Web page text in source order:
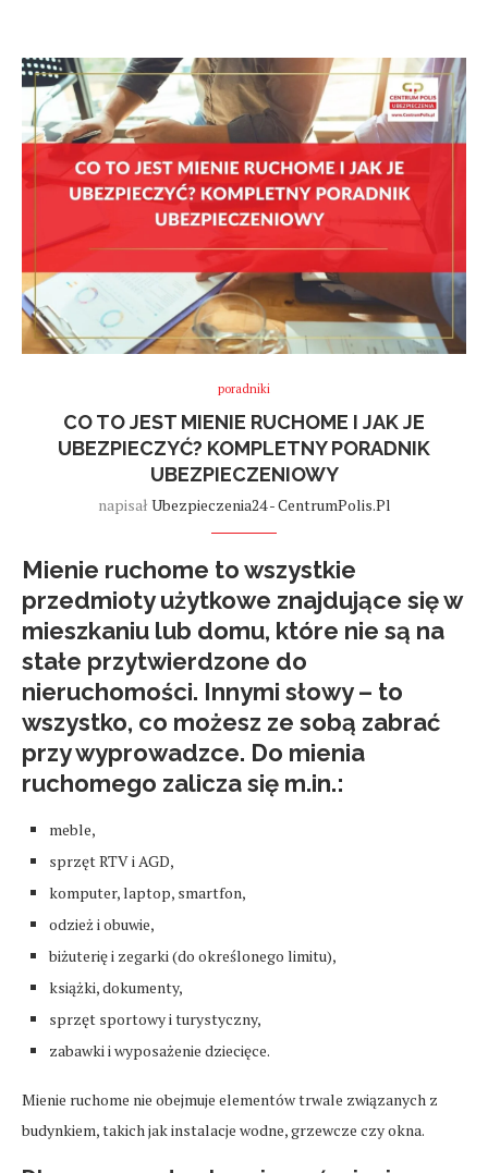
poradniki
CO TO JEST MIENIE RUCHOME I JAK JE
UBEZPIECZYĆ? KOMPLETNY PORADNIK
UBEZPIECZENIOWY
napisał Ubezpieczenia24 - CentrumPolis.pl
Mienie ruchome to wszystkie
przedmioty użytkowe znajdujące się w
mieszkaniu lub domu, które nie są na
stałe przytwierdzone do
nieruchomości. Innymi słowy – to
wszystko, co możesz ze sobą zabrać
przy wyprowadzce. Do mienia
ruchomego zalicza się m.in.:
meble,
sprzęt RTV i AGD,
komputer, laptop, smartfon,
odzież i obuwie,
biżuterię i zegarki (do określonego limitu),
książki, dokumenty,
sprzęt sportowy i turystyczny,
zabawki i wyposażenie dziecięce.
Mienie ruchome nie obejmuje elementów trwale związanych z
budynkiem, takich jak instalacje wodne, grzewcze czy okna.